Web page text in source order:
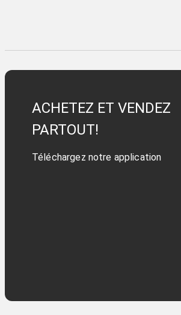
ACHETEZ ET VENDEZ
PARTOUT!
Téléchargez notre application